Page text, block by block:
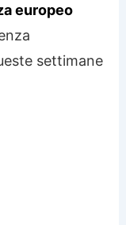
europeo
settimane